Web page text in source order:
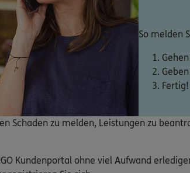
So melden
Schaden zu melden, Leistungen zu
Kundenportal ohne viel Aufwand